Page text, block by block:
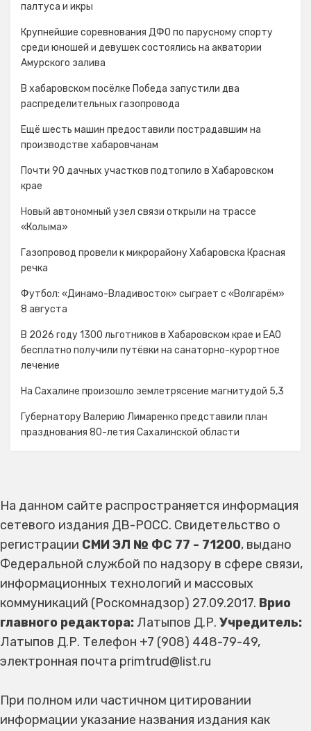
палтуса и икры
Крупнейшие соревнования ДФО по парусному спорту
среди юношей и девушек состоялись на акватории
Амурского залива
В хабаровском посёлке Победа запустили два
распределительных газопровода
Ещё шесть машин предоставили пострадавшим на
производстве хабаровчанам
Почти 90 дачных участков подтопило в Хабаровском
крае
Новый автономный узел связи открыли на трассе
«Колыма»
Газопровод провели к микрорайону Хабаровска Красная
речка
Футбол: «Динамо-Владивосток» сыграет с «Волгарём»
8 августа
В 2026 году 1300 льготников в Хабаровском крае и ЕАО
бесплатно получили путёвки на санаторно-курортное
лечение
На Сахалине произошло землетрясение магнитудой 5,3
Губернатору Валерию Лимаренко представили план
празднования 80-летия Сахалинской области
На данном сайте распространяется информация
сетевого издания ДВ-РОСС. Свидетельство о
регистрации СМИ ЭЛ № ФС 77 - 71200, выдано
Федеральной службой по надзору в сфере связи,
информационных технологий и массовых
коммуникаций (Роскомнадзор) 27.09.2017. Врио
главного редактора: Латыпов Д.Р. Учредитель:
Латыпов Д.Р. Телефон +7 (908) 448-79-49,
электронная почта primtrud@list.ru
При полном или частичном цитировании
информации указание названия издания как